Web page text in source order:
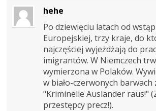
hehe
Po dziewięciu latach od
Europejskiej, trzy kraje, do
najczęściej wyjeżdżają do
imigrantów. W Niemczech
wymierzona w Polaków.
w biało-czerwonych barwach
"Kriminelle Ausländer raus!"
przestępcy precz!).